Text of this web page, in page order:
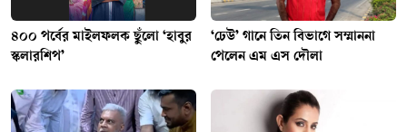
৪০০ পর্বের মাইলফলক ছুঁলো ‘হাবুর
স্কলারশিপ’
‘ঢেউ’ গানে তিন বিভাগে সম্মাননা
পেলেন এম এস দৌলা